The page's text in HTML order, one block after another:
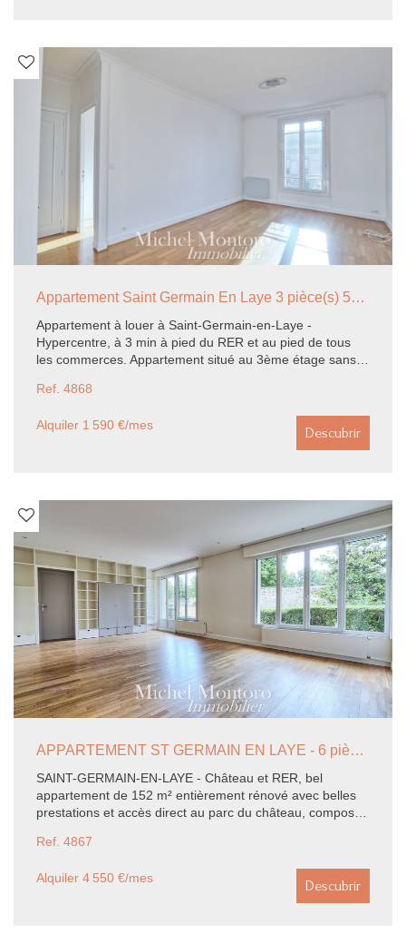
Appartement Saint Germain En Laye 3 pièce(s) 53.04 m2
Appartement à louer à Saint-Germain-en-Laye -
Hypercentre, à 3 min à pied du RER et au pied de tous
les commerces. Appartement situé au 3ème étage sans
se compose d'une entrée, un séjour exposé sud-ouest, 2
indépendant avec lave main. Appartement très lumineux,
Ref. 4868
Alquiler 1 590 €/mes Descubrir
APPARTEMENT ST GERMAIN EN LAYE - 6 pièce(s) - 152 m2
SAINT-GERMAIN-EN-LAYE - Château et RER, bel
appartement de 152 m² entièrement rénové avec belles
prestations et accès direct au parc du château, composé
cuisine équipée/salle à manger, suite parentale (dressing
2 caves. Possibilité parking.~Loyer 3918,00 euros
Ref. 4867
Alquiler 4 550 €/mes Descubrir